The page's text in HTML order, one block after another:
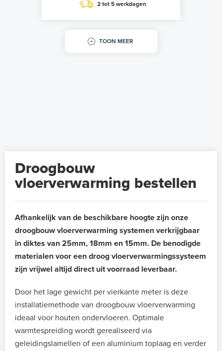
2 tot 5 werkdagen
TOON MEER
Droogbouw
vloerverwarming bestellen
Afhankelijk van de beschikbare hoogte zijn onze
droogbouw vloerverwarming systemen verkrijgbaar
in diktes van 25mm, 18mm en 15mm. De benodigde
materialen voor een droog vloerverwarmingssysteem
zijn vrijwel altijd direct uit voorraad leverbaar.
Door het lage gewicht per vierkante meter is deze
installatiemethode van droogbouw vloerverwarming
ideaal voor houten ondervloeren. Optimale
warmtespreiding wordt gerealiseerd via
geleidingslamellen of een aluminium toplaag en verder